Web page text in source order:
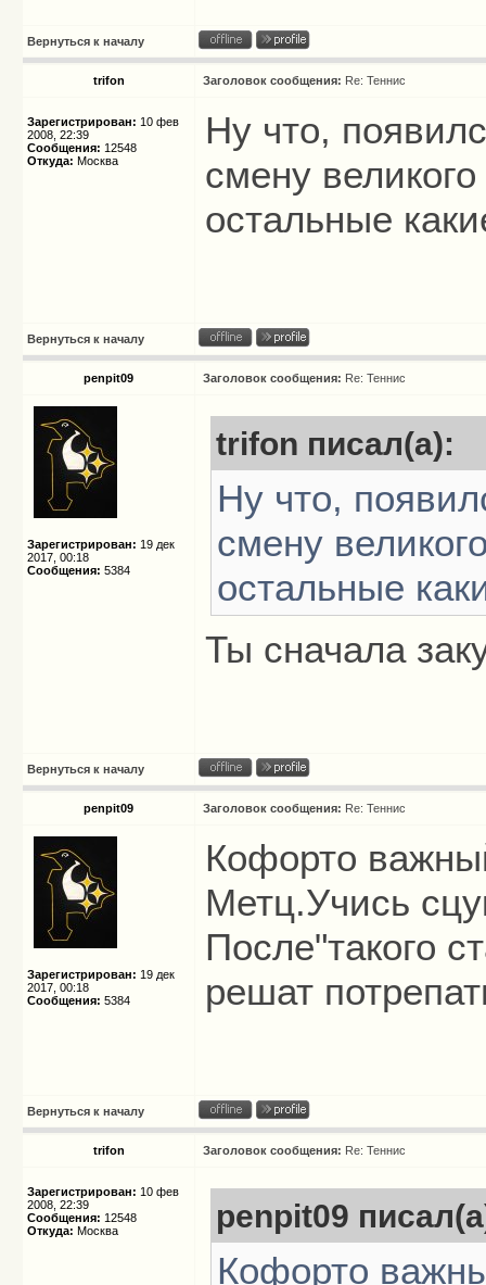
Вернуться к началу
trifon Заголовок сообщения: Re: Теннис
Зарегистрирован: 10 фев
2008, 22:39
Сообщения: 12548
Откуда: Москва
Ну что,
смену
остальные
Вернуться к началу
penpit09 Заголовок сообщения: Re: Теннис
Зарегистрирован: 19 дек
2017, 00:18
Сообщения: 5384
trifon писал(а):
Ну что,
смену
остальные
Ты сначала
Вернуться к началу
penpit09 Заголовок сообщения: Re: Теннис
Зарегистрирован: 19 дек
2017, 00:18
Сообщения: 5384
Кофорто
Метц.Учись
После"такого
решат
Вернуться к началу
trifon Заголовок сообщения: Re: Теннис
Зарегистрирован: 10 фев
2008, 22:39
Сообщения: 12548
Откуда: Москва penpit09
Кофорто